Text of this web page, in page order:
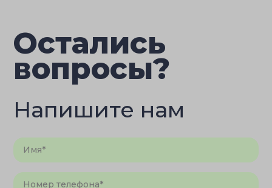
Остались
вопросы?
Напишите нам